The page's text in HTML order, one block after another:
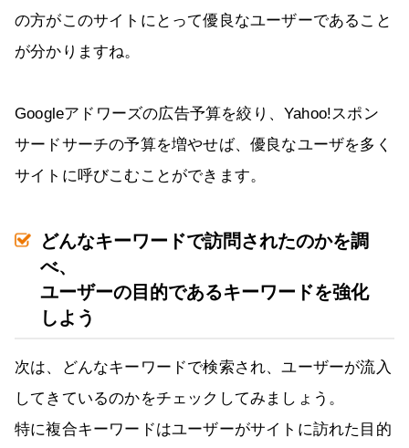
の方がこのサイトにとって優良なユーザーであること
が分かりますね。
Googleアドワーズの広告予算を絞り、Yahoo!スポン
サードサーチの予算を増やせば、優良なユーザを多く
サイトに呼びこむことができます。
どんなキーワードで訪問されたのかを調
べ、
ユーザーの目的であるキーワードを強化
しよう
次は、どんなキーワードで検索され、ユーザーが流入
してきているのかをチェックしてみましょう。
特に複合キーワードはユーザーがサイトに訪れた目的